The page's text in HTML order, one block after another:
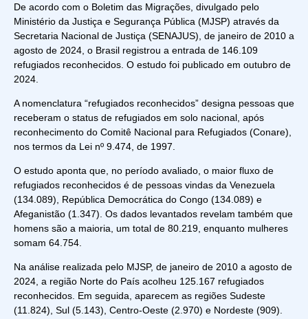
De acordo com o Boletim das Migrações, divulgado pelo
Ministério da Justiça e Segurança Pública (MJSP) através da
Secretaria Nacional de Justiça (SENAJUS), de janeiro de 2010 a
agosto de 2024, o Brasil registrou a entrada de 146.109
refugiados reconhecidos. O estudo foi publicado em outubro de
2024.
A nomenclatura “refugiados reconhecidos” designa pessoas que
receberam o status de refugiados em solo nacional, após
reconhecimento do Comitê Nacional para Refugiados (Conare),
nos termos da Lei nº 9.474, de 1997.
O estudo aponta que, no período avaliado, o maior fluxo de
refugiados reconhecidos é de pessoas vindas da Venezuela
(134.089), República Democrática do Congo (134.089) e
Afeganistão (1.347). Os dados levantados revelam também que
homens são a maioria, um total de 80.219, enquanto mulheres
somam 64.754.
Na análise realizada pelo MJSP, de janeiro de 2010 a agosto de
2024, a região Norte do País acolheu 125.167 refugiados
reconhecidos. Em seguida, aparecem as regiões Sudeste
(11.824), Sul (5.143), Centro-Oeste (2.970) e Nordeste (909).